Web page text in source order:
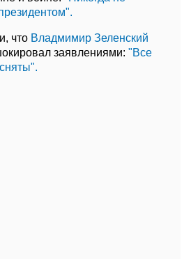
что Владмимир Зеленский
заявлениями: "Все